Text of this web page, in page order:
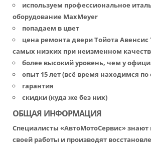
используем профессиональное
оборудование MaxMeyer
попадаем в цвет
цена ремонта двери Тойота Авенсис
самых низких при неизменном
более высокий уровень, чем у
опыт 15 лет (всё время находимся
гарантия
скидки (куда же без них)
ОБЩАЯ ИНФОРМАЦИЯ
Специалисты «АвтоМотоСервис» знают
своей работы и производят